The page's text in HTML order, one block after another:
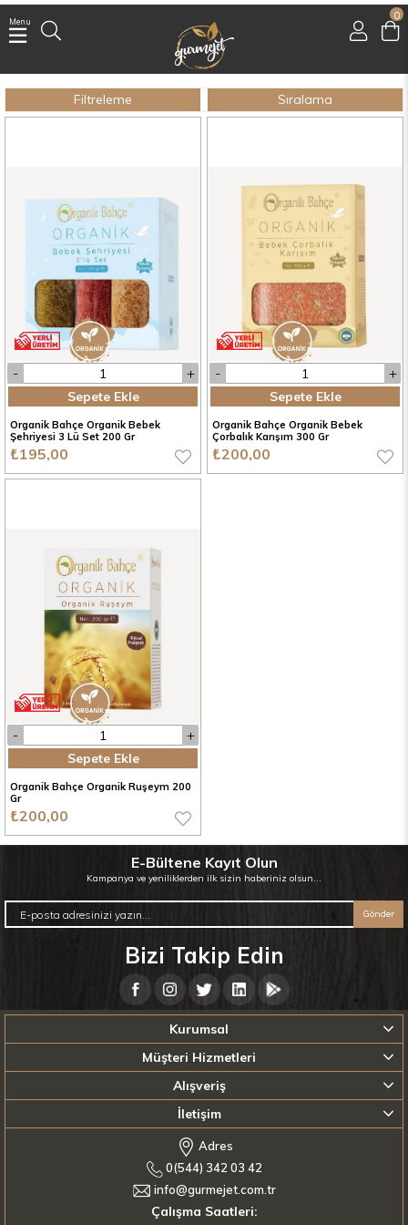
0
Menu
Üye Girişi
Üye Ol
Facebook İle Bağlan
Filtreleme Sıralama
Organik Bahçe Organik Bebek
Şehriyesi 3 Lü Set 200 Gr
₺195,00
Sepete Ekle
Organik Bahçe Organik Bebek
Çorbalık Karışım 300 Gr
₺200,00
Sepete Ekle
Organik Bahçe Organik Ruşeym 200
Gr
₺200,00
Sepete Ekle
E-Bültene Kayıt Olun
Kampanya ve yeniliklerden ilk sizin haberiniz olsun...
Gönder
Bizi Takip Edin
Kurumsal
Müşteri Hizmetleri
Alışveriş
İletişim
Adres
0(544) 342 03 42
info@gurmejet.com.tr
Çalışma Saatleri: